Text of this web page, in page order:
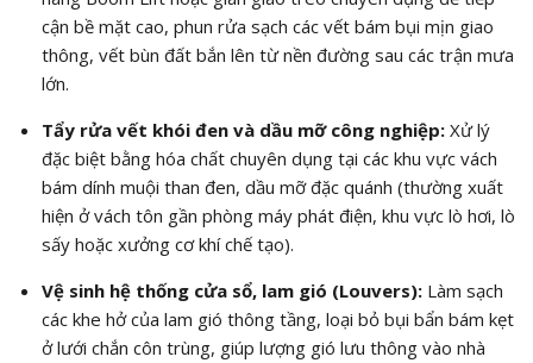
cận bề mặt cao, phun rửa sạch các vết bám bụi mịn giao
thông, vết bùn đất bắn lên từ nền đường sau các trận mưa
lớn.
Tẩy rửa vết khói đen và dầu mỡ công nghiệp:Xử lý
đặc biệt bằng hóa chất chuyên dụng tại các khu vực vách
bám dính muội than đen, dầu mỡ đặc quánh (thường xuất
hiện ở vách tôn gần phòng máy phát điện, khu vực lò hơi, lò
sấy hoặc xưởng cơ khí chế tạo).
Vệ sinh hệ thống cửa sổ, lam gió (Louvers):Làm sạch
các khe hở của lam gió thông tầng, loại bỏ bụi bẩn bám kẹt
ở lưới chắn côn trùng, giúp lượng gió lưu thông vào nhà